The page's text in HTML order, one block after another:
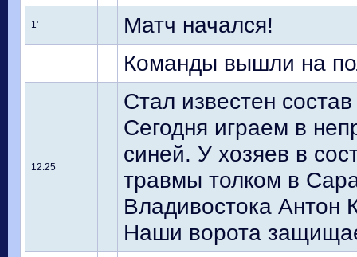
1'
Матч начался!
Команды вышли на
12:25
Стал известен
Сегодня играем в
синей. У хозяев в
травмы толком в
Владивостока Антон
Наши ворота